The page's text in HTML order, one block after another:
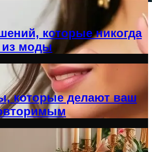
которые никогда
из моды
которые делают ваш